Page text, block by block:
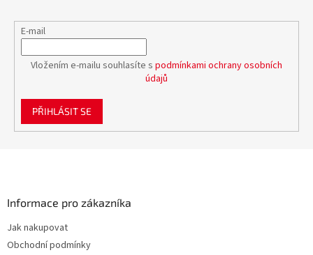
E-mail
Vložením e-mailu souhlasíte s podmínkami ochrany osobních
údajů
PŘIHLÁSIT SE
Informace pro zákazníka
Jak nakupovat
Obchodní podmínky